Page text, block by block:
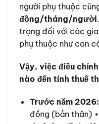
người phụ thuộc
đồng/tháng/người
trọng đối với các
phụ thuộc như con
Vậy, việc điều
nào đến tính thuế
Trước năm 2026:
đồng (bản thân)